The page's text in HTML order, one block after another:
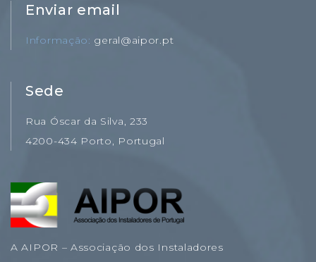
Enviar email
Informação geral@aipor.pt
Sede
Rua Óscar da Silva, 233
4200-434 Porto, Portugal
A AIPOR – Associação dos Instaladores